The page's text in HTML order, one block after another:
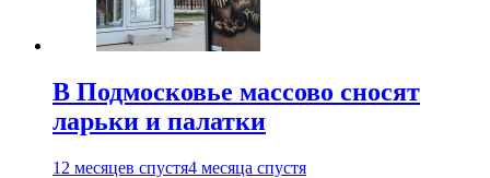
В Подмосковье массово сносят
ларьки и палатки
12 месяцев спустя4 месяца спустя